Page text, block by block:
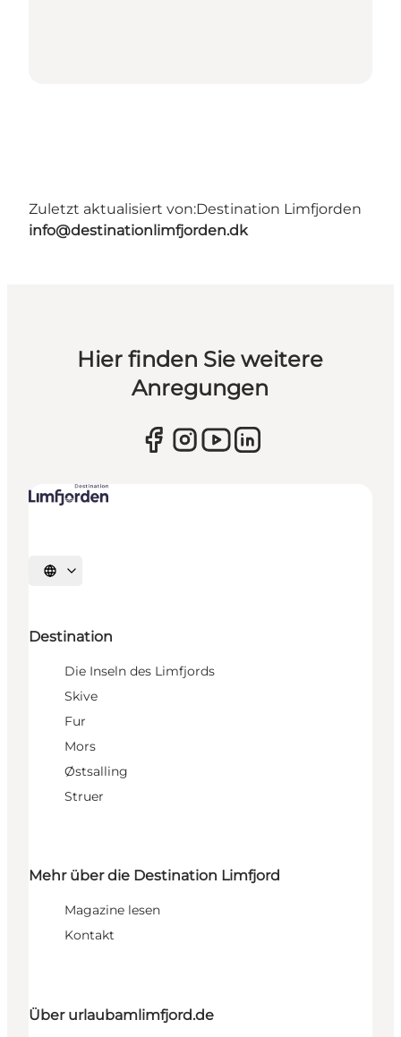
Zuletzt aktualisiert von:Destination Limfjorden
info@destinationlimfjorden.dk
Hier finden Sie weitere
Anregungen
Sprache auswählen
Destination
Die Inseln des Limfjords
Skive
Fur
Mors
Østsalling
Struer
Mehr über die Destination Limfjord
Magazine lesen
Kontakt
Über urlaubamlimfjord.de